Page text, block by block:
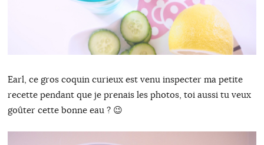
Earl, ce gros coquin curieux est venu inspecter ma petite
recette pendant que je prenais les photos, toi aussi tu veux
goûter cette bonne eau ? 😉